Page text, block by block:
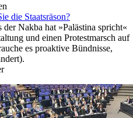
die Staatsräson?
der Nakba hat »Palästina spricht«
und einen Protestmarsch auf
es proaktive Bündnisse,